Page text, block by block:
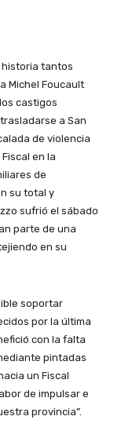
historia tantos
Michel Foucault
castigos
a San
de violencia
en la
de
su total y
sufrió el sábado
parte de una
en su
soportar
por la última
con la falta
pintadas
un Fiscal
de impulsar e
provincia”.